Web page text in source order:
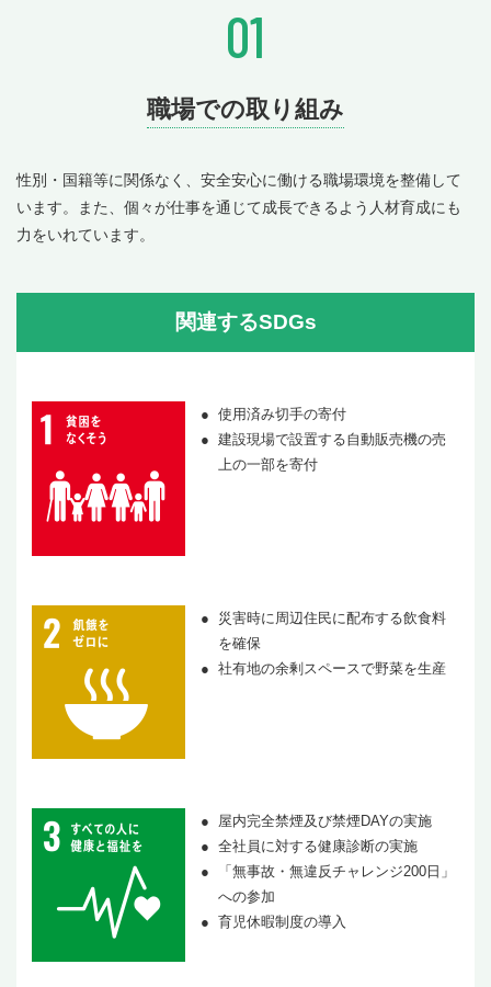
01
職場での取り組み
性別・国籍等に関係なく、安全安心に働ける職場環境を整備して
います。また、個々が仕事を通じて成長できるよう人材育成にも
力をいれています。
関連するSDGs
使用済み切手の寄付
建設現場で設置する自動販売機の売
上の一部を寄付
災害時に周辺住民に配布する飲食料
を確保
社有地の余剰スペースで野菜を生産
屋内完全禁煙及び禁煙DAYの実施
全社員に対する健康診断の実施
「無事故・無違反チャレンジ200日」
への参加
育児休暇制度の導入